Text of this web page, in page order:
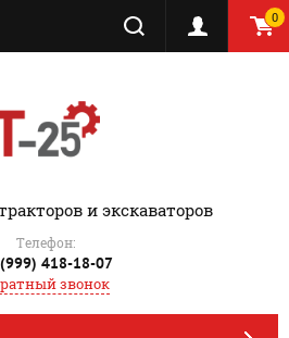
0
и экскаваторов
Телефон:
418-18-07
звонок